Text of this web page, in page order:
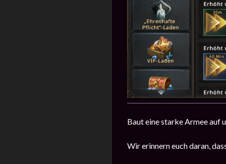
Baut eine starke Armee auf
Wir erinnern euch daran,